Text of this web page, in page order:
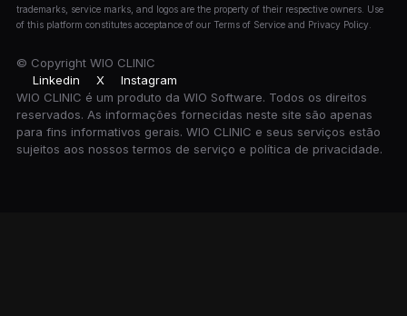
trademarks, service marks, and logos are the property of their respective owners. Use
of this platform constitutes acceptance of our Terms of Service and Privacy Policy.
© Copyright WIO CLINIC
Linkedin
X
Instagram
WIO CLINIC é um produto da WIO Software. Todos os direitos
reservados. As informações fornecidas neste site são apenas
para fins informativos gerais. WIO CLINIC e seus serviços estão
sujeitos aos nossos termos de serviço e política de privacidade.